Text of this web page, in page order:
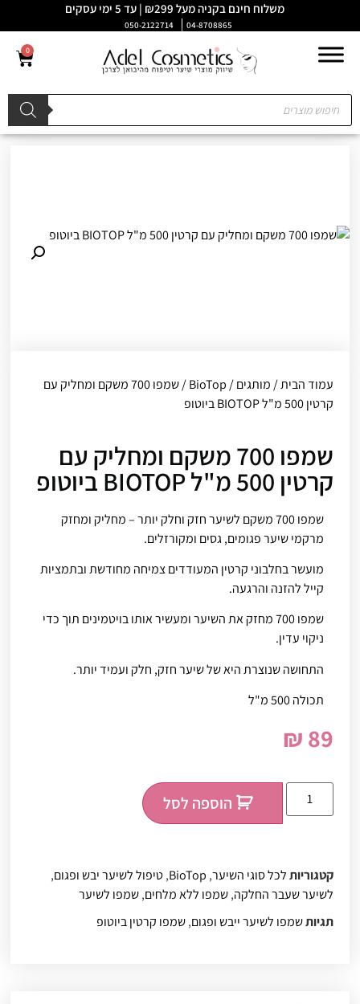
משלוח חינם בקניה מעל ₪299 | עד 5 ימי עסקים
04-8708865
050-2122714
0
עמוד הבית/מותגים/
BioTop
/ שמפו 700 משקם ומחליק עם
קרטין 500 מ"ל BIOTOP ביוטופ
שמפו 700 משקם ומחליק עם
קרטין 500 מ"ל BIOTOP ביוטופ
שמפו 700 משקם לשיער חזק וחלק יותר – מחליק ומחזק
מרקמי שיער פגומים, גסים ומקורזלים.
מועשר בחלבוני קרטין המעודדים צמיחה מחודשת ובתמציות
קייל להזנה והרגעה.
שמפו 700 מחזק את השיער ומעשיר אותו בויטמינים תוך כדי
ניקוי עדין.
התחושה שנוצרת היא של שיער חזק, חלק ועמיד יותר.
תכולה 500 מ"ל
₪ 89
הוספה לסל
קטגוריותלכל סוגי השיער,
BioTop
,טיפול לשיער יבש ופגום,
לשיער שעבר החלקה,שמפו ללא מלחים,שמפו לשיער
תגיותשמפו לשיער ייבש ופגום,שמפו קרטין ביוטופ